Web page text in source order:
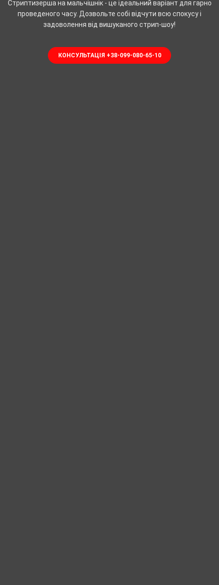
Стриптизерша на мальчішнік - це ідеальний варіант для гарно
проведеного часу. Дозвольте собі відчути всю спокусу і
задоволення від вишуканого стрип-шоу!
КОНСУЛЬТАЦІЯ +38-099-080-65-10